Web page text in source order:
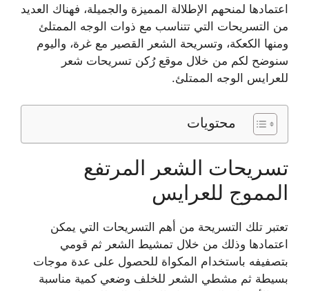
اعتمادها لمنحهم الإطلالة المميزة والجميلة، فهناك العديد
من التسريحات التي تتناسب مع ذوات الوجه الممتلئ
ومنها الكعكة، وتسريحة الشعر القصير مع غرة، واليوم
سنوضح لكم من خلال موقع رُكن تسريحات شعر
للعرايس الوجه الممتلئ.
محتويات
تسريحات الشعر المرتفع
المموج للعرايس
تعتبر تلك التسريحة من أهم التسريحات التي يمكن
اعتمادها وذلك من خلال تمشيط الشعر ثم قومي
بتصفيفه باستخدام المكواة للحصول على عدة موجات
بسيطة ثم مشطي الشعر للخلف وضعي كمية مناسبة